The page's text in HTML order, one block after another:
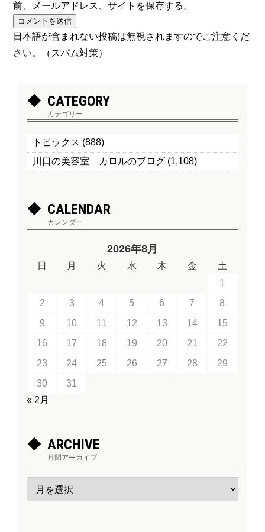
前、メールアドレス、サイトを保存する。
日本語が含まれない投稿は無視されますのでご注意くだ
さい。（スパム対策）
CATEGORY
カテゴリー
トピックス (888)
川口の美容室 カロルのブログ (1,108)
CALENDAR
カレンダー
2026年8月
日 月 火 水 木 金
土
1
2
3 4 5 6 7
8
9
10 11 12 13 14
15
16
17 18 19 20 21
22
23
24 25 26 27 28
29
30
31
« 2月
ARCHIVE
月間アーカイブ